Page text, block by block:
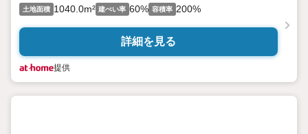
土地面積 1040.0m² 建ぺい率 60% 容積率 200%
詳細を見る
提供